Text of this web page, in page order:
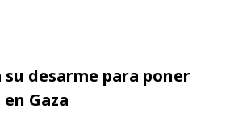
su desarme para poner
Gaza